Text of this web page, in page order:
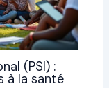
(PSI) :
à la santé